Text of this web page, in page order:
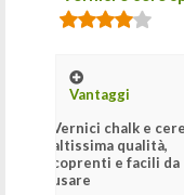
Vantaggi
Vernici chalk e
altissima qualità,
coprenti e facili da
usare